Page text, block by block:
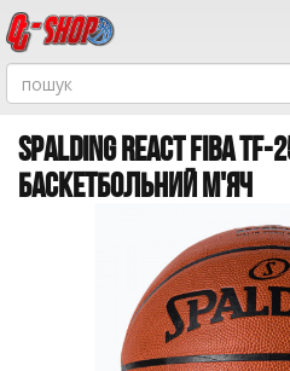
SPALDING REACT FIBA
БАСКЕТБОЛЬНИЙ М'ЯЧ